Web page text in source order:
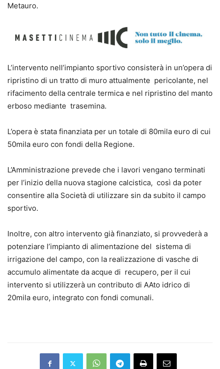
Metauro.
L’intervento nell’impianto sportivo consisterà in un’opera di
ripristino di un tratto di muro attualmente pericolante, nel
rifacimento della centrale termica e nel ripristino del manto
erboso mediante trasemina.
L’opera è stata finanziata per un totale di 80mila euro di cui
50mila euro con fondi della Regione.
L’Amministrazione prevede che i lavori vengano terminati
per l’inizio della nuova stagione calcistica, così da poter
consentire alla Società di utilizzare sin da subito il campo
sportivo.
Inoltre, con altro intervento già finanziato, si provvederà a
potenziare l’impianto di alimentazione del sistema di
irrigazione del campo, con la realizzazione di vasche di
accumulo alimentate da acque di recupero, per il cui
intervento si utilizzerà un contributo di AAto idrico di
20mila euro, integrato con fondi comunali.